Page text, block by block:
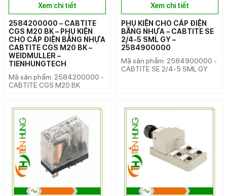
Xem chi tiết
2584200000 – CABTITE
CGS M20 BK – PHỤ KIỆN
CHO CÁP ĐIỆN BẰNG NHỰA
CABTITE CGS M20 BK –
WEIDMULLER –
TIENHUNGTECH
Mã sản phẩm: 2584200000 -
CABTITE CGS M20 BK
Xem chi tiết
PHỤ KIỆN CHO CÁP ĐIỆN
BẰNG NHỰA – CABTITE SE
2/4-5 SML GY –
2584900000
Mã sản phẩm: 2584900000 -
CABTITE SE 2/4-5 SML GY